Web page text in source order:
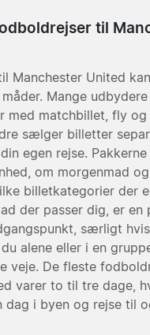
til
Manchester United
Mange
med matchbillet, fly og
sælger billetter
egen rejse.
om morgenmad
billetkategorier der
der passer dig, er en
særligt
alene eller i en
veje. De fleste
varer to til tre dage,
dag i byen og rejse til